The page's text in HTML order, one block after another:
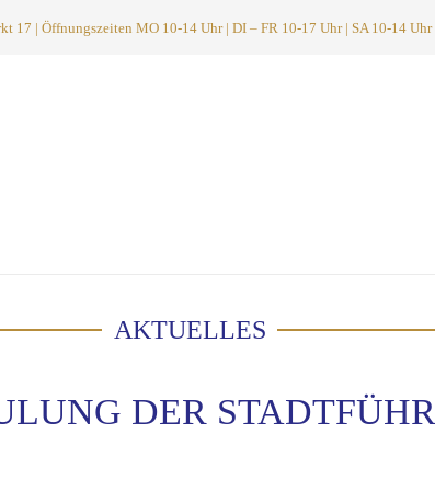
17 | Öffnungszeiten MO 10-14 Uhr | DI – FR 10-17 Uhr | SA 10-14 Uhr
AKTUELLES
DER